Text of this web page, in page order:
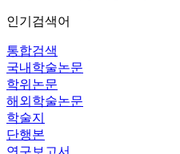
인기검색어
통합검색
국내학술논문
학위논문
해외학술논문
학술지
단행본
연구보고서